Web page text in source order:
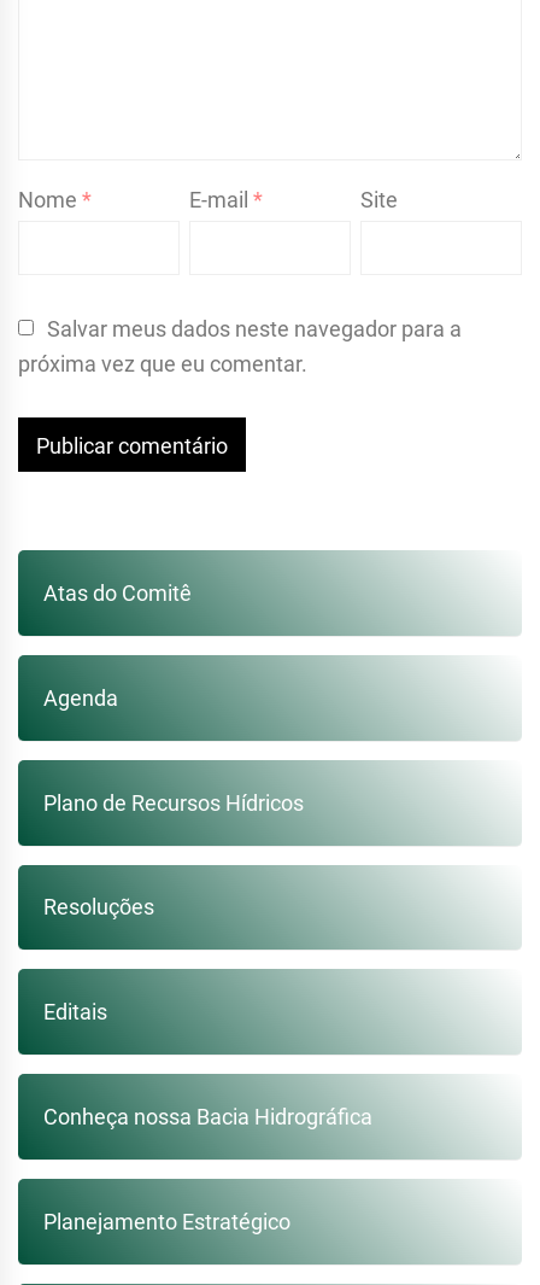
Nome * E-mail* Site
Salvar meus dados neste navegador para a
próxima vez que eu comentar.
Atas do Comitê
Agenda
Plano de Recursos Hídricos
Resoluções
Editais
Conheça nossa Bacia Hidrográfica
Planejamento Estratégico